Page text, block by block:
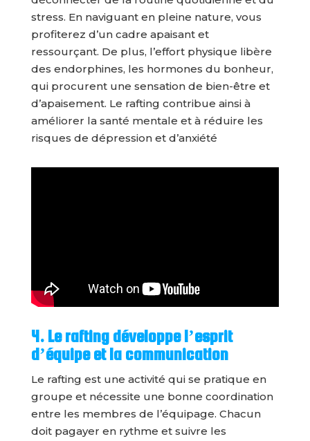
stress. En naviguant en pleine nature, vous
profiterez d’un cadre apaisant et
ressourçant. De plus, l’effort physique libère
des endorphines, les hormones du bonheur,
qui procurent une sensation de bien-être et
d’apaisement. Le rafting contribue ainsi à
améliorer la santé mentale et à réduire les
risques de dépression et d’anxiété
4. Le rafting développe l’esprit
d’équipe et la communication
Le rafting est une activité qui se pratique en
groupe et nécessite une bonne coordination
entre les membres de l’équipage. Chacun
doit pagayer en rythme et suivre les